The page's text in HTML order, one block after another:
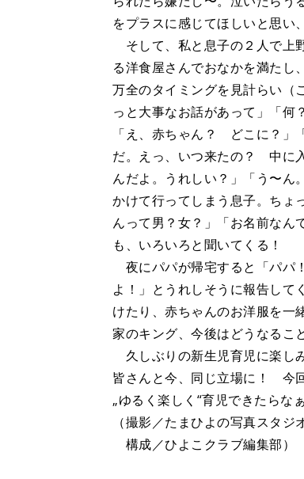
をプラスに感じてほしいと思い
そして、私と息子の２人で上
る洋食屋さんでおなかを満た
万全のタイミングを見計らい（
っと大事なお話があって」「何
「え、赤ちゃん？ どこに？」
だ。えっ、いつ来たの？ 中に
んだよ。うれしい？」「う〜ん
かけて行ってしまう息子。ちょ
んって男？女？」「お名前なん
も、いろいろと聞いてくる！
夜にパパが帰宅すると「パパ
よ！」とうれしそうに報告し
けたり、赤ちゃんのお洋服を一
家のキング、今後はどうなるこ
久しぶりの新生児育児に楽し
皆さんと今、同じ立場に！ 今
„ゆるく楽しく“育児できたらな
（撮影／たまひよの写真スタジ
構成／ひよこクラブ編集部）